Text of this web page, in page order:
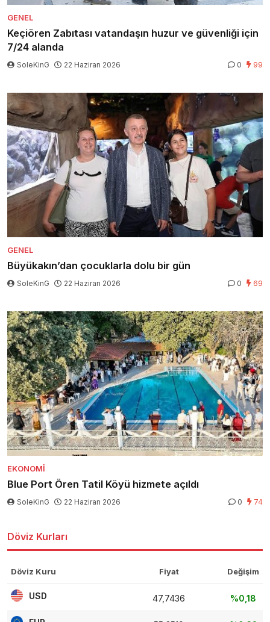
GENEL
Keçiören Zabıtası vatandaşın huzur ve güvenliği için
7/24 alanda
SoleKinG 22 Haziran 2026 0 99
GENEL
Büyükakın’dan çocuklarla dolu bir gün
SoleKinG 22 Haziran 2026 0 69
EKONOMI
Blue Port Ören Tatil Köyü hizmete açıldı
SoleKinG 22 Haziran 2026 0 74
Döviz Kurları
Döviz Kuru Fiyat Değişim
USD 47,7436 %0,18